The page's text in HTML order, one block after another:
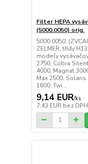
Filter HEPA
(5000.0050) orig.
5000.0050,
ZELMER, třídy
modely
2750, Cobra
4000, Magnat
Max 2500,
1600, Twi...
9,14 EUR/ks
7,43 EUR bez DPH